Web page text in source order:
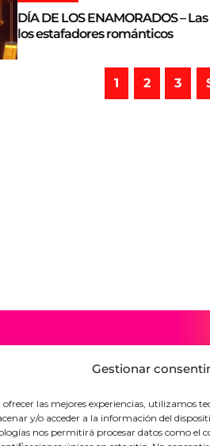
Gestionar
ofrecer las mejores experiencias, utilizamos
y/o acceder a la información del
nos permitirá procesar datos como el
DÍA DE LOS ENAMORADOS –
los estafadores románticos
1 2 3
Maria de Maeztu 16
Local L3
28702 San Sebastián
Av.